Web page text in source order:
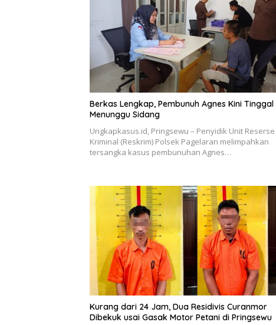
Berkas Lengkap, Pembunuh Agnes Kini Tinggal
Menunggu Sidang
Ungkapkasus.id, Pringsewu – Penyidik Unit Reserse
Kriminal (Reskrim) Polsek Pagelaran melimpahkan
tersangka kasus pembunuhan Agnes…
Kurang dari 24 Jam, Dua Residivis Curanmor
Dibekuk usai Gasak Motor Petani di Pringsewu